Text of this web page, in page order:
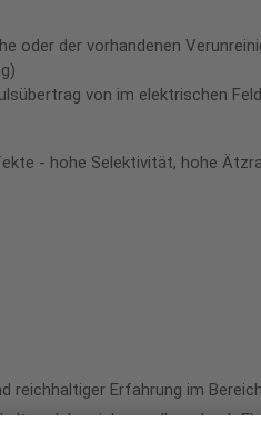
oder der vorhandenen
von im elektrischen
- hohe Selektivität, hohe
reichhaltiger Erfahrung im
welche sich vor allem durch